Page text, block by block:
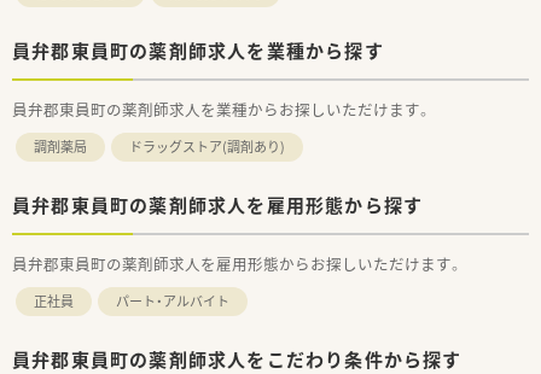
員弁郡東員町の薬剤師求人を業種から探す
員弁郡東員町の薬剤師求人を業種からお探しいただけます。
調剤薬局 ドラッグストア(調剤あり)
員弁郡東員町の薬剤師求人を雇用形態から探す
員弁郡東員町の薬剤師求人を雇用形態からお探しいただけます。
正社員 パート・アルバイト
員弁郡東員町の薬剤師求人をこだわり条件から探す